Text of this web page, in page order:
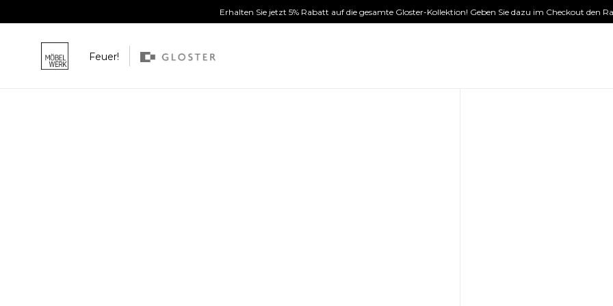
Erhalten Sie jetzt 5% Rabatt auf die gesamte Gloster-Kollektion! Geben Sie dazu im Checkout den
Feuer!